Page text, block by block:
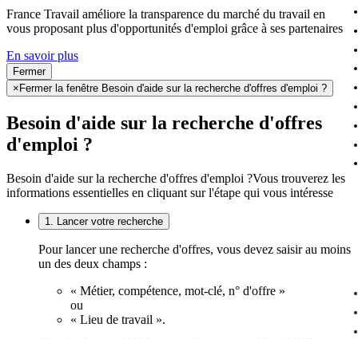
France Travail améliore la transparence du marché du travail en
vous proposant plus d'opportunités d'emploi grâce à ses partenaires
En savoir plus
Fermer
× Fermer la fenêtre Besoin d'aide sur la recherche d'offres d'emploi ?
Besoin d'aide sur la recherche d'offres
d'emploi ?
Besoin d'aide sur la recherche d'offres d'emploi ?Vous trouverez les
informations essentielles en cliquant sur l'étape qui vous intéresse
1. Lancer votre recherche
Pour lancer une recherche d'offres, vous devez saisir au moins
un des deux champs :
« Métier, compétence, mot-clé, n° d'offre »
ou
« Lieu de travail ».